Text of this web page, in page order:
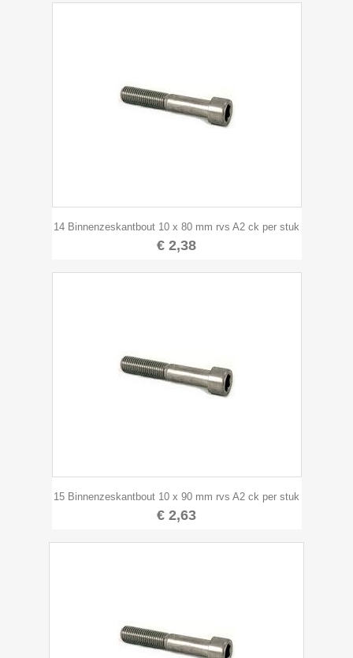
14 Binnenzeskantbout 10 x 80 mm rvs A2 ck per stuk
€ 2,38
15 Binnenzeskantbout 10 x 90 mm rvs A2 ck per stuk
€ 2,63